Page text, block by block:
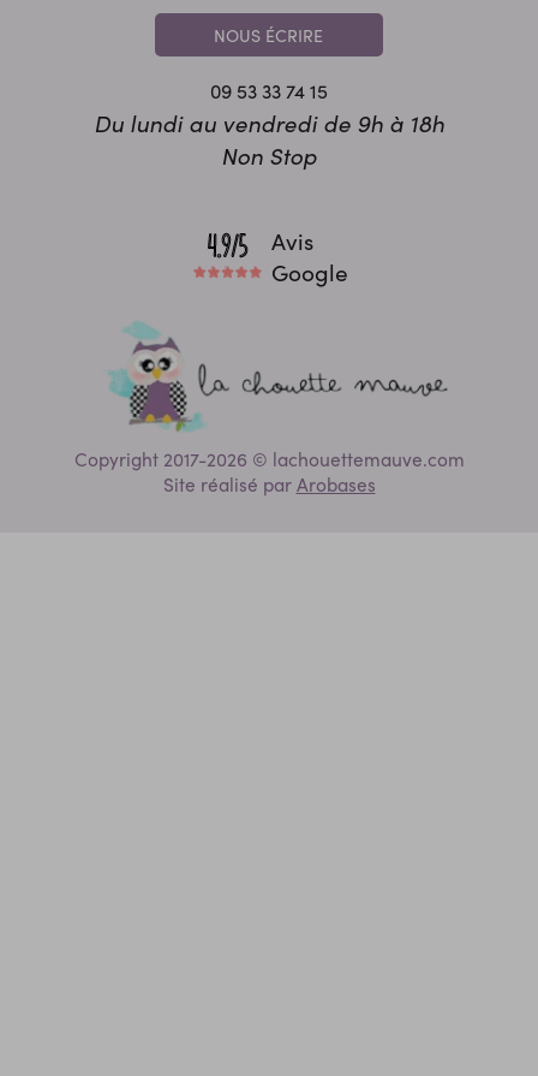
NOUS ÉCRIRE
09 53 33 74 15
Du lundi au vendredi de 9h à 18h
Non Stop
Avis
Google
Copyright 2017-2026 © lachouettemauve.com
Site réalisé parArobases